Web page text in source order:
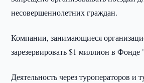
несовершеннолетних граждан.
Компании, занимающиеся
зарезервировать $1 миллион в Фонде
Деятельность через туроператоров и